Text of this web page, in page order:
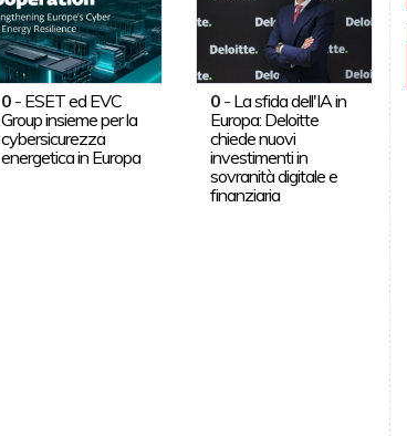
0- ESET ed EVC
Group insieme per la
cybersicurezza
energetica in Europa
0 - La sfida dell'IA in
Europa: Deloitte
chiede nuovi
investimenti in
sovranità digitale e
finanziaria